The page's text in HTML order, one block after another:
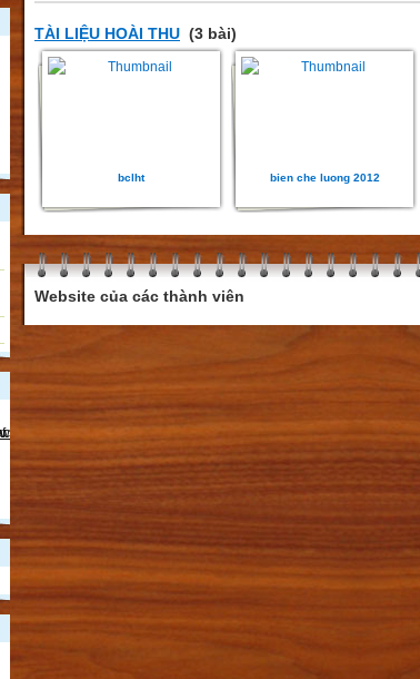
TÀI LIỆU HOÀI THU (3 bài)
bclht bien che luong 2012
Website của các thành viên